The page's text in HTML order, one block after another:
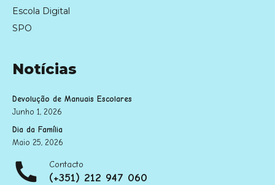
Escola Digital
SPO
Notícias
Devolução de Manuais Escolares
Junho 1, 2026
Dia da Família
Maio 25, 2026
Contacto
(+351) 212 947 060